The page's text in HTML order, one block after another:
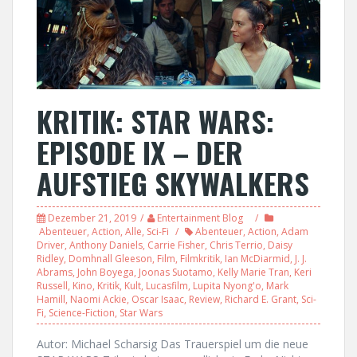
KRITIK: STAR WARS:
EPISODE IX – DER
AUFSTIEG SKYWALKERS
Dezember 21, 2019
Entertainment Blog
Abenteuer, Action, Alle, Sci-Fi Abenteuer, Action, Adam
Driver, Anthony Daniels, Carrie Fisher, Chris Terrio, Daisy
Ridley, Domhnall Gleeson, Film, Filmkritik, Ian McDiarmid, J. J.
Abrams, John Boyega, Joonas Suotamo, Kelly Marie Tran, Keri
Russell, Kino, Kritik, Kult, Lucasfilm, Lupita Nyong'o, Mark
Hamill, Naomi Ackie, Oscar Isaac, Review, Richard E. Grant, Sci-
Fi, Science-Fiction, Star Wars
Autor: Michael Scharsig Das Trauerspiel um die neue